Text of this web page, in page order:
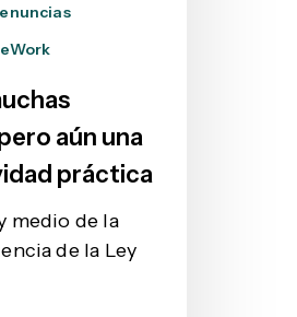
aún una
práctica
medio de la
de la Ley